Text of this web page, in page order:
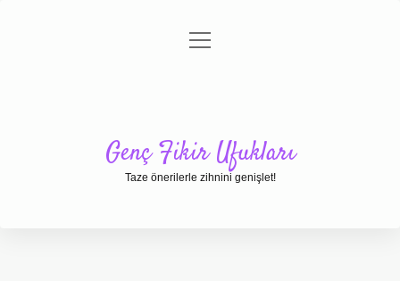
Gizlilik Politikası
menüyü
Genç Fikir Ufukları
Taze önerilerle zihnini genişlet!